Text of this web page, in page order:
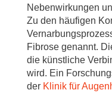
Nebenwirkungen
Zu den häufigen
Fibrose genannt.
die künstliche
wird. Ein
der Klinik für